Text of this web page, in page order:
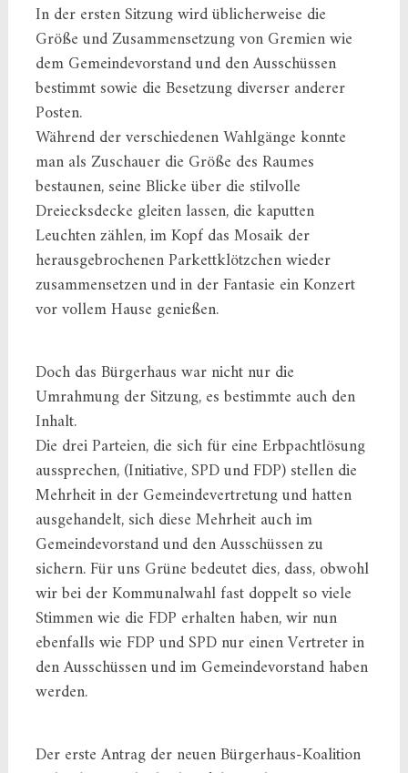
In der ersten Sitzung wird üblicherweise die
Größe und Zusammensetzung von Gremien wie
dem Gemeindevorstand und den Ausschüssen
bestimmt sowie die Besetzung diverser anderer
Posten.
Während der verschiedenen Wahlgänge konnte
man als Zuschauer die Größe des Raumes
bestaunen, seine Blicke über die stilvolle
Dreiecksdecke gleiten lassen, die kaputten
Leuchten zählen, im Kopf das Mosaik der
herausgebrochenen Parkettklötzchen wieder
zusammensetzen und in der Fantasie ein Konzert
vor vollem Hause genießen.
Doch das Bürgerhaus war nicht nur die
Umrahmung der Sitzung, es bestimmte auch den
Inhalt.
Die drei Parteien, die sich für eine Erbpachtlösung
aussprechen, (Initiative, SPD und FDP) stellen die
Mehrheit in der Gemeindevertretung und hatten
ausgehandelt, sich diese Mehrheit auch im
Gemeindevorstand und den Ausschüssen zu
sichern. Für uns Grüne bedeutet dies, dass, obwohl
wir bei der Kommunalwahl fast doppelt so viele
Stimmen wie die FDP erhalten haben, wir nun
ebenfalls wie FDP und SPD nur einen Vertreter in
den Ausschüssen und im Gemeindevorstand haben
werden.
Der erste Antrag der neuen Bürgerhaus-Koalition